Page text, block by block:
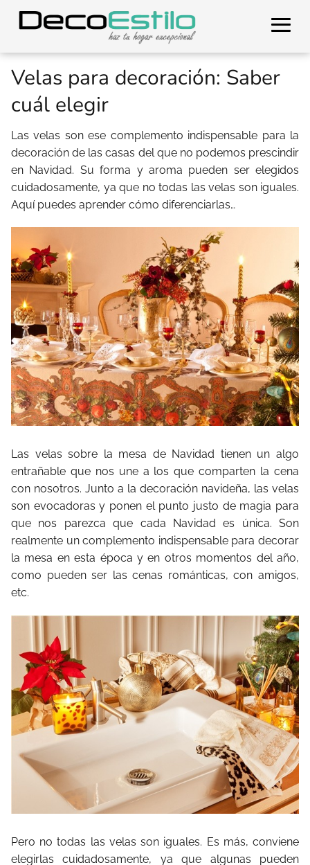
Velas para decoración: Saber
cuál elegir
Las velas son ese complemento indispensable para la
decoración de las casas del que no podemos prescindir
en Navidad. Su forma y aroma pueden ser elegidos
cuidadosamente, ya que no todas las velas son iguales.
Aquí puedes aprender cómo diferenciarlas…
Las velas sobre la mesa de Navidad tienen un algo
entrañable que nos une a los que comparten la cena
con nosotros. Junto a la decoración navideña, las velas
son evocadoras y ponen el punto justo de magia para
que nos parezca que cada Navidad es única. Son
realmente un complemento indispensable para decorar
la mesa en esta época y en otros momentos del año,
como pueden ser las cenas románticas, con amigos,
etc.
Pero no todas las velas son iguales. Es más, conviene
elegirlas cuidadosamente, ya que algunas pueden